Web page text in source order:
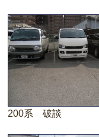
200系 破談